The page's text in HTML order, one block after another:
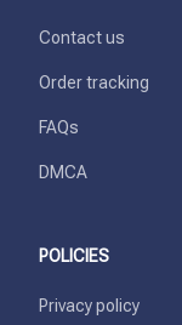
Contact us
Order tracking
FAQs
DMCA
POLICIES
Privacy policy